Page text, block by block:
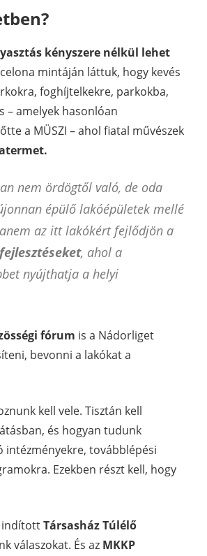
kényszere nélkül lehet
mintáján láttuk, hogy kevés
foghíjtelkekre, parkokba,
– amelyek hasonlóan
a MÜSZI – ahol fiatal művészek
nem ördögtől való, de oda
épülő lakóépületek mellé
az itt lakókért fejlődjön a
, ahol a
nyújthatja a helyi
fórum is a Nádorliget
bevonni a lakókat a
kell vele. Tisztán kell
és hogyan tudunk
intézményekre, továbblépési
Ezekben részt kell, hogy
indítottTársasház Túlélő
válaszokat. És az MKKP